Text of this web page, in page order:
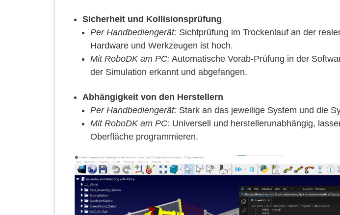
Sicherheit und Kollisionsprüfung
Per Handbediengerät: Sichtprüfung im Trockenlauf an der
Hardware und Werkzeugen ist hoch.
Mit RoboDK am PC: Automatische Vorab-Prüfung in der
der Simulation erkannt und abgefangen.
Abhängigkeit von den Herstellern
Per Handbediengerät: Stark an das jeweilige System und die
Mit RoboDK am PC: Universell und herstellerunabhängig,
Oberfläche programmieren.